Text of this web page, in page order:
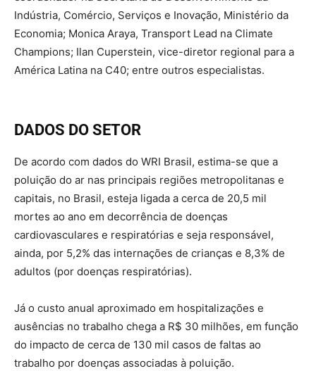
Indústria, Comércio, Serviços e Inovação, Ministério da
Economia; Monica Araya, Transport Lead na Climate
Champions; Ilan Cuperstein, vice-diretor regional para a
América Latina na C40; entre outros especialistas.
DADOS DO SETOR
De acordo com dados do WRI Brasil, estima-se que a
poluição do ar nas principais regiões metropolitanas e
capitais, no Brasil, esteja ligada a cerca de 20,5 mil
mortes ao ano em decorrência de doenças
cardiovasculares e respiratórias e seja responsável,
ainda, por 5,2% das internações de crianças e 8,3% de
adultos (por doenças respiratórias).
Já o custo anual aproximado em hospitalizações e
ausências no trabalho chega a R$ 30 milhões, em função
do impacto de cerca de 130 mil casos de faltas ao
trabalho por doenças associadas à poluição.